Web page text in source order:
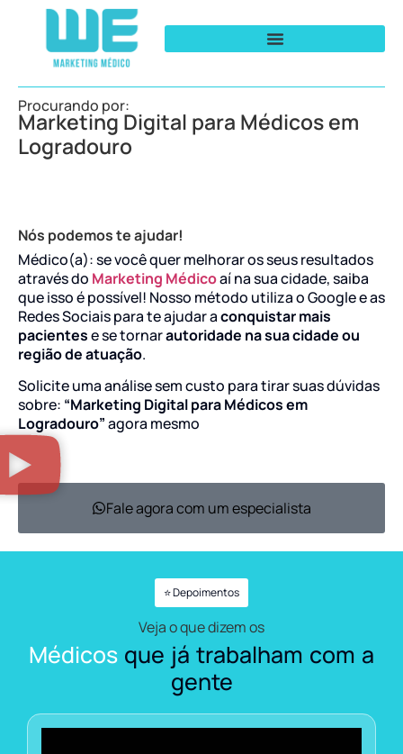
Procurando por:
Marketing Digital para Médicos em
Logradouro
Nós podemos te ajudar!
Médico(a): se você quer melhorar os seus resultados
através do Marketing Médicoaí na sua cidade, saiba
que isso é possível! Nosso método utiliza o Google e as
Redes Sociais para te ajudar aconquistar mais
pacientese se tornarautoridade na sua cidade ou
região de atuação.
Solicite uma análise sem custo para tirar suas dúvidas
sobre: “Marketing Digital para Médicos em
Logradouro”agora mesmo
Fale agora com um especialista
⭐ Depoimentos
Veja o que dizem os
Médicos que já trabalham com a
gente